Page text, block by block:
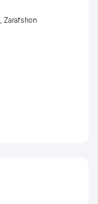
Zarafshon